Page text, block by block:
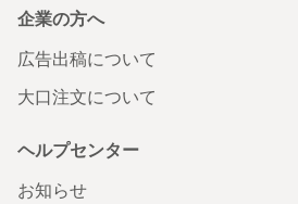
企業の方へ
広告出稿について
大口注文について
ヘルプセンター
お知らせ